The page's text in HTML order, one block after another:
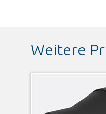
Weitere